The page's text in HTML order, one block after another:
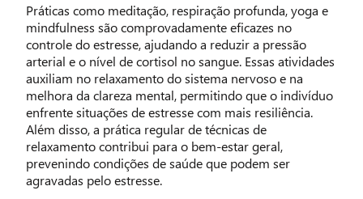
Práticas como meditação, respiração profunda, yoga e
mindfulness são comprovadamente eficazes no
controle do estresse, ajudando a reduzir a pressão
arterial e o nível de cortisol no sangue. Essas atividades
auxiliam no relaxamento do sistema nervoso e na
melhora da clareza mental, permitindo que o indivíduo
enfrente situações de estresse com mais resiliência.
Além disso, a prática regular de técnicas de
relaxamento contribui para o bem-estar geral,
prevenindo condições de saúde que podem ser
agravadas pelo estresse.